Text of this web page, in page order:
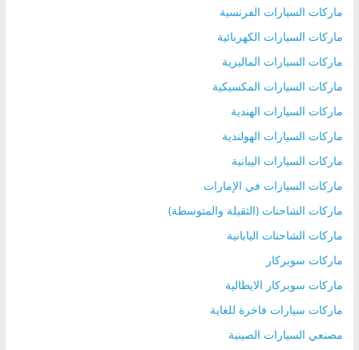
ماركات السيارات الفرنسية
ماركات السيارات الكهربائية
ماركات السيارات الماليزية
ماركات السيارات المكسيكية
ماركات السيارات الهندية
ماركات السيارات الهولندية
ماركات السيارات اليبانية
ماركات السيارات في الإمارات
ماركات الشاحنات (الثقيلة والمتوسطة)
ماركات الشاحنات اليابانية
ماركات سوبركار
ماركات سوبركار الايطالية
ماركات سيارات فاخرة للغاية
مصنعي السيارات الصينية